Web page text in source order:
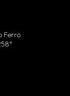
Ferro